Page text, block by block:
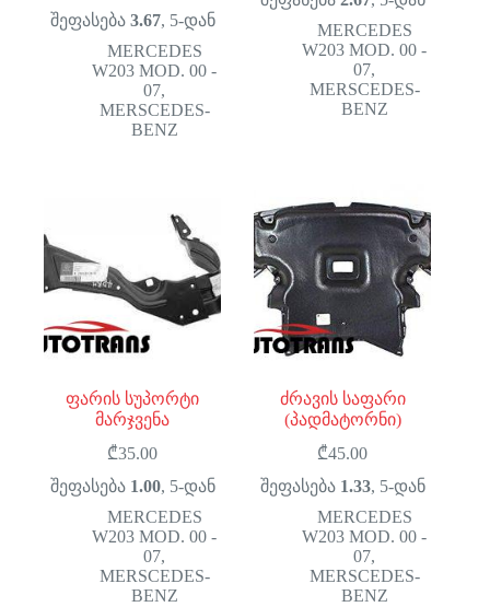
შეფასება 3.67, 5-დან
MERCEDES
W203 MOD. 00 -
07,
MERSCEDES-
BENZ
MERCEDES
W203 MOD. 00 -
07,
MERSCEDES-
BENZ
ფარის სუპორტი
მარჯვენა
₾35.00
შეფასება 1.00, 5-დან
MERCEDES
W203 MOD. 00 -
07,
MERSCEDES-
BENZ
ძრავის საფარი
(პადმატორნი)
₾45.00
შეფასება 1.33, 5-დან
MERCEDES
W203 MOD. 00 -
07,
MERSCEDES-
BENZ